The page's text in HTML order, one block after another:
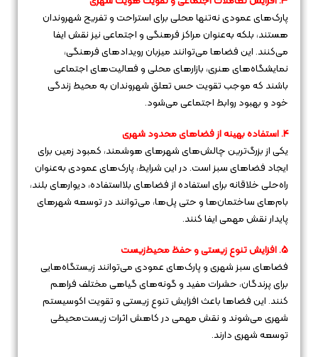
پارک‌های عمودی نه‌تنها محلی برای استراحت و تفریح شهروندان
هستند، بلکه به‌عنوان مراکز فرهنگی و اجتماعی نیز نقش ایفا
می‌کنند. این فضاها می‌توانند میزبان رویدادهای فرهنگی،
نمایشگاه‌های هنری، بازارهای محلی و فعالیت‌های اجتماعی
باشند که موجب تقویت حس تعلق شهروندان به محیط زندگی
خود و بهبود روابط اجتماعی می‌شود.
4. استفاده بهینه از فضاهای محدود شهری
یکی از بزرگ‌ترین چالش‌های شهرهای هوشمند، کمبود زمین برای
ایجاد فضاهای سبز است. در این شرایط، پارک‌های عمودی به‌عنوان
راه‌حلی خلاقانه برای استفاده از فضاهای بلااستفاده، دیوارهای بلند،
بام‌های ساختمان‌ها و حتی پل‌ها، می‌توانند در توسعه شهرهای
پایدار نقش مهمی ایفا کنند.
5. افزایش تنوع زیستی و حفظ محیط‌زیست
فضاهای سبز شهری و پارک‌های عمودی می‌توانند زیستگاه‌هایی
برای پرندگان، حشرات مفید و گونه‌های گیاهی مختلف فراهم
کنند. این فضاها باعث افزایش تنوع زیستی و تقویت اکوسیستم
شهری می‌شوند و نقش مهمی در کاهش اثرات زیست‌محیطی
توسعه شهری دارند.